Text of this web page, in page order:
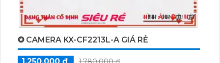
✪ CAMERA KX-CF2213L-A GIÁ RẺ